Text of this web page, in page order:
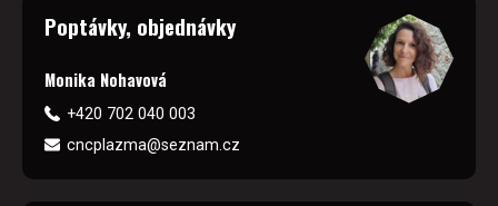
Poptávky, objednávky
Monika Nohavová
+420 702 040 003
cncplazma@seznam.cz